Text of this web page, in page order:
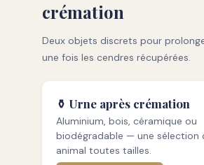
crémation
Deux objets discrets pour
une fois les cendres récupérées.
⚱️ Urne après crémation
Aluminium, bois, céramique ou
biodégradable — une sélection
animal toutes tailles.